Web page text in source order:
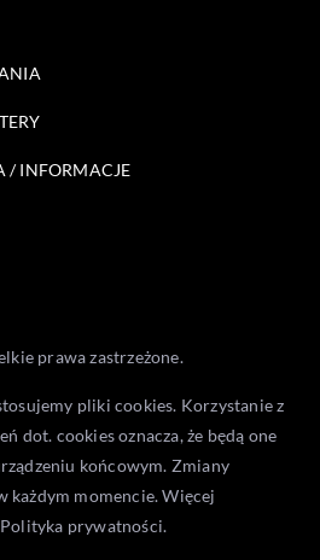
/ INFORMACJE
prawa zastrzeżone.
pliki cookies. Korzystanie z
dot. cookies oznacza, że będą one
końcowym. Zmiany
każdym momencie. Więcej
Polityka prywatności.